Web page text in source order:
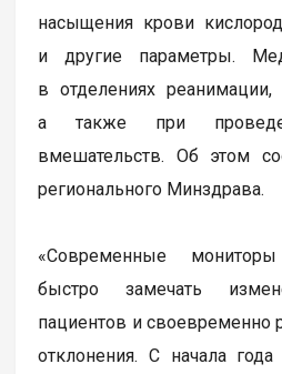
насыщения крови
и другие параметры.
в отделениях реанимации,
а также при
вмешательств. Об этом
регионального Минздрава.
«Современные
быстро замечать
пациентов и своевременно
отклонения. С начала